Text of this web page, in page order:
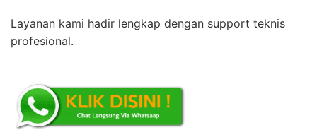
Layanan kami hadir lengkap dengan support teknis
profesional.